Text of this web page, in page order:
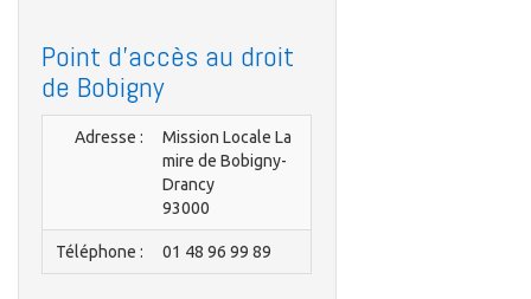
Point d'accès au droit
de Bobigny
Adresse :
Mission Locale La
mire de Bobigny-
Drancy
93000
Téléphone : 01 48 96 99 89